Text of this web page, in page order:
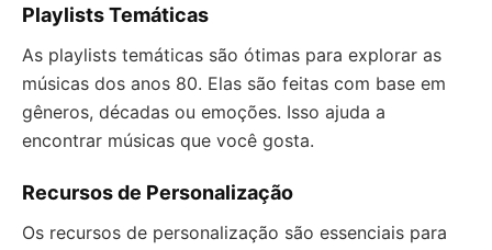
Playlists Temáticas
As playlists temáticas são ótimas para explorar as
músicas dos anos 80. Elas são feitas com base em
gêneros, décadas ou emoções. Isso ajuda a
encontrar músicas que você gosta.
Recursos de Personalização
Os recursos de personalização são essenciais para